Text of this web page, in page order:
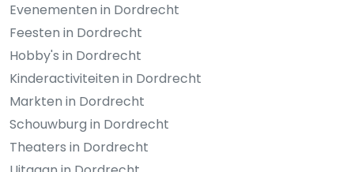
Evenementen in Dordrecht
Feesten in Dordrecht
Hobby's in Dordrecht
Kinderactiviteiten in Dordrecht
Markten in Dordrecht
Schouwburg in Dordrecht
Theaters in Dordrecht